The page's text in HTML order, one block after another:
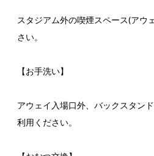
スタジアム外の喫煙スペース(アウ
さい。
【お手洗い】
アウェイ入場口外、バックスタン
利用ください。